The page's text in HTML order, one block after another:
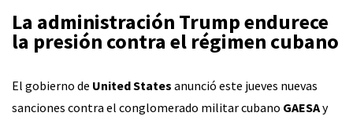
La administración Trump endurece
la presión contra el régimen cubano
El gobierno de United States anunció este jueves nuevas
sanciones contra el conglomerado militar cubano GAESAy